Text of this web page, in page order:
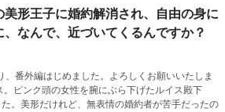
美形王子に婚約解消され、自由の身に
なんで、近づいてくるんですか？
番外編はじめました。よろしくお願いいたしま
ピンク頭の女性を腕にぶら下げたルイス殿下
。美形だけれど、無表情の婚約者が苦手だったの